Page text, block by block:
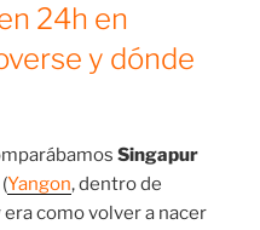
24h en
y dónde
Singapur
Yangon, dentro de
era como volver a nacer